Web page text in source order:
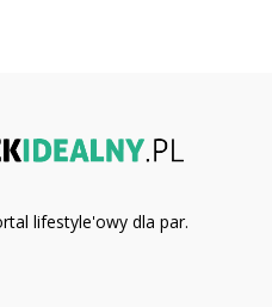
lifestyle'owy dla par.